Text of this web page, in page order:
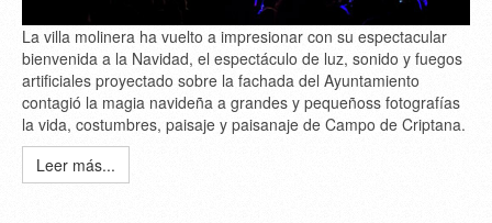
La villa molinera ha vuelto a impresionar con su espectacular
bienvenida a la Navidad, el espectáculo de luz, sonido y fuegos
artificiales proyectado sobre la fachada del Ayuntamiento
contagió la magia navideña a grandes y pequeñoss fotografías
la vida, costumbres, paisaje y paisanaje de Campo de Criptana.
Leer más...